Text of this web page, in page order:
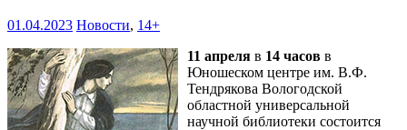
01.04.2023 Новости, 14+
11 апреля в 14 часов в
Юношеском центре им. В.Ф.
Тендрякова Вологодской
областной универсальной
научной библиотеки состоится